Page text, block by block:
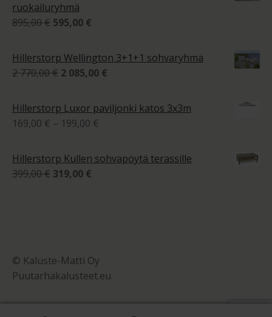
ruokailuryhmä
895,00€ Alkuperäinen
oli:
895,00 €.
595,00 €
on:
595,00 €.
Hillerstorp Wellington 3+1+1 sohvaryhmä
2 770,00€ Alkuperäinen
oli:
2
2 085,00 €
on:
Hillerstorp Luxor paviljonki katos 3x3m
169,00 € – 199,00 €
199,00 €
Hillerstorp Kullen sohvapöytä terassille
399,00€ Alkuperäinen
319,00 €
© Kaluste-Matti Oy
Puutarhakalusteet.eu